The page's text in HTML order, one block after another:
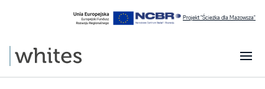
Projekt "Ścieżka dla Mazowsza"